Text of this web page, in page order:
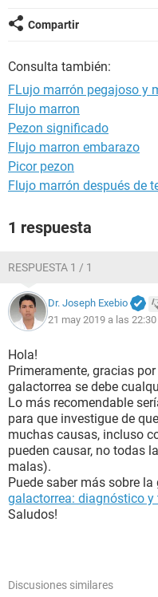
Compartir
Consulta también:
FLujo marrón pegajoso y
Flujo marron
Pezon significado
Flujo marron embarazo
Picor pezon
Flujo marrón después de
1 respuesta
RESPUESTA 1 / 1
Dr. Joseph Exebio
21 may 2019 a las 22:30
Hola!
Primeramente, gracias
galactorrea se debe
Lo más recomendable
para que investigue de
muchas causas, incluso
pueden causar, no todas
malas).
Puede saber más sobre
galactorrea: diagnóstico
Saludos!
Discusiones similares